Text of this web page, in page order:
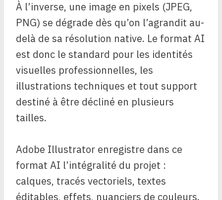
À l’inverse, une image en pixels (JPEG,
PNG) se dégrade dès qu’on l’agrandit au-
delà de sa résolution native. Le format AI
est donc le standard pour les identités
visuelles professionnelles, les
illustrations techniques et tout support
destiné à être décliné en plusieurs
tailles.
Adobe Illustrator enregistre dans ce
format AI l’intégralité du projet :
calques, tracés vectoriels, textes
éditables, effets, nuanciers de couleurs.